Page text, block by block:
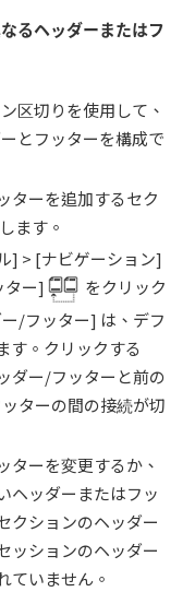
るヘッダーまたはフ
区切りを使用して、
とフッターを構成で
ターを追加するセク
ます。
] > [ナビゲーション]
ター]
をクリック
/フッター] は、デフ
す。クリックする
ダー/フッターと前の
ターの間の接続が切
ターを変更するか、
ヘッダーまたはフッ
クションのヘッダー
ッションのヘッダー
ていません。